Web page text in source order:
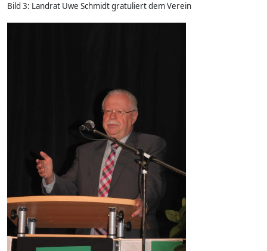
Bild 3: Landrat Uwe Schmidt gratuliert dem Verein